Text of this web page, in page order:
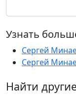
Узнать
Сергей
Сергей
Найти